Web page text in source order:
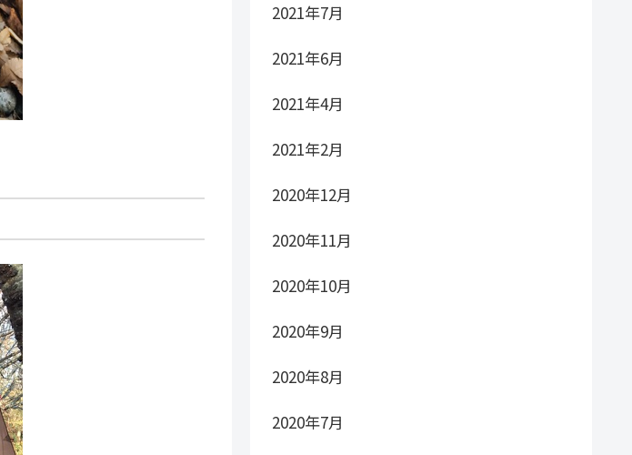
2021年7月
2021年6月
2021年4月
2021年2月
2020年12月
2020年11月
2020年10月
2020年9月
2020年8月
2020年7月